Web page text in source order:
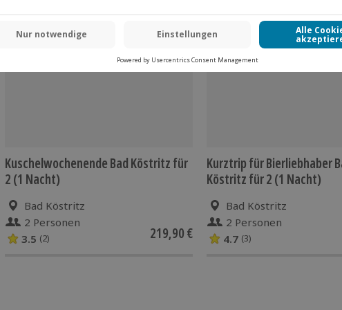
-15% CLUB DEAL
Kuschelwochenende Bad Köstritz für
2 (1 Nacht)
Bad Köstritz
2 Personen
3.5 (2) 219,90 €
Kurztrip für Bierliebhaber
Köstritz für 2 (1 Nacht)
Bad Köstritz
2 Personen
4.7 (3)